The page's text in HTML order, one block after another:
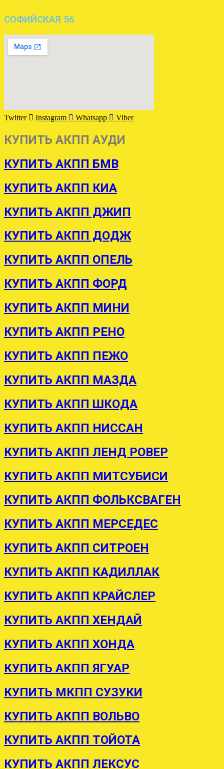
СОФИЙСКАЯ 56
Twitter Instagram Whatsapp Viber
КУПИТЬ АКПП АУДИ
КУПИТЬ АКПП БМВ
КУПИТЬ АКПП КИА
КУПИТЬ АКПП ДЖИП
КУПИТЬ АКПП ДОДЖ
КУПИТЬ АКПП ОПЕЛЬ
КУПИТЬ АКПП ФОРД
КУПИТЬ АКПП МИНИ
КУПИТЬ АКПП РЕНО
КУПИТЬ АКПП ПЕЖО
КУПИТЬ АКПП МАЗДА
КУПИТЬ АКПП ШКОДА
КУПИТЬ АКПП НИССАН
КУПИТЬ АКПП ЛЕНД РОВЕР
КУПИТЬ АКПП МИТСУБИСИ
КУПИТЬ АКПП ФОЛЬКСВАГЕН
КУПИТЬ АКПП МЕРСЕДЕС
КУПИТЬ АКПП СИТРОЕН
КУПИТЬ АКПП КАДИЛЛАК
КУПИТЬ АКПП КРАЙСЛЕР
КУПИТЬ АКПП ХЕНДАЙ
КУПИТЬ АКПП ХОНДА
КУПИТЬ АКПП ЯГУАР
КУПИТЬ МКПП СУЗУКИ
КУПИТЬ АКПП ВОЛЬВО
КУПИТЬ АКПП ТОЙОТА
КУПИТЬ АКПП ЛЕКСУС